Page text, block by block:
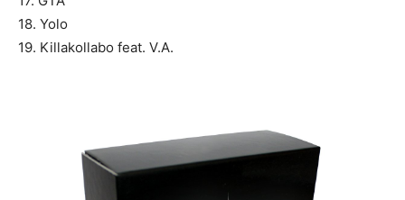
18. Yolo
19. Killakollabo feat. V.A.